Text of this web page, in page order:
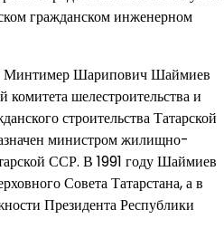
гражданском инженерном
Минтимер Шарипович Шаймиев
комитета шелестроительства и
строительства Татарской
министром жилищно-
ССР. В 1991 году Шаймиев
Совета Татарстана, а в
Президента Республики